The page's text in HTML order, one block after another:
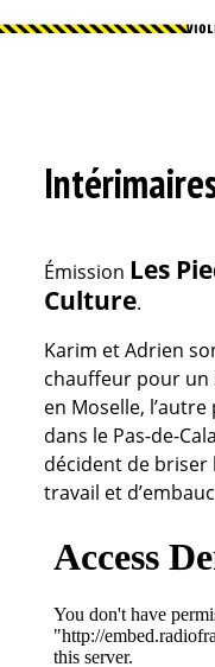
Émission Les
Culture.
Karim et Adrien
chauffeur pour un
en Moselle,
dans le Pas-de-
décident de briser
travail et